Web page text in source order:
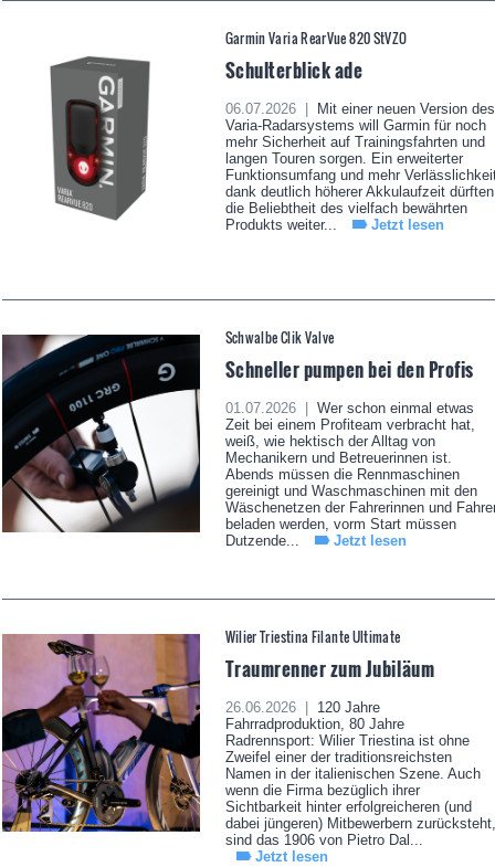
Garmin Varia RearVue 820 StVZO
Schulterblick ade
06.07.2026 |
Mit einer neuen Version des
Varia-Radarsystems will Garmin für noch
mehr Sicherheit auf Trainingsfahrten und
langen Touren sorgen. Ein erweiterter
Funktionsumfang und mehr
dank deutlich höherer Akkulaufzeit dürften
die Beliebtheit des vielfach bewährten
Produkts weiter...
Jetzt lesen
Schwalbe Clik Valve
Schneller pumpen bei den Profis
01.07.2026 |
Wer schon einmal etwas
Zeit bei einem Profiteam verbracht hat,
weiß, wie hektisch der Alltag von
Mechanikern und Betreuerinnen ist.
Abends müssen die Rennmaschinen
gereinigt und Waschmaschinen mit den
Wäschenetzen der Fahrerinnen und
beladen werden, vorm Start müssen
Dutzende...
Jetzt lesen
Wilier Triestina Filante Ultimate
Traumrenner zum Jubiläum
26.06.2026 |
120 Jahre
Fahrradproduktion, 80 Jahre
Radrennsport: Wilier Triestina ist ohne
Zweifel einer der traditionsreichsten
Namen in der italienischen Szene. Auch
wenn die Firma bezüglich ihrer
Sichtbarkeit hinter erfolgreicheren (und
dabei jüngeren) Mitbewerbern zurücksteht,
sind das 1906 von Pietro Dal...
Jetzt lesen